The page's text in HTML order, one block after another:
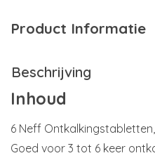
Product Informatie
Beschrijving
Inhoud
6 Neff
Goed voor 3 tot 6 keer